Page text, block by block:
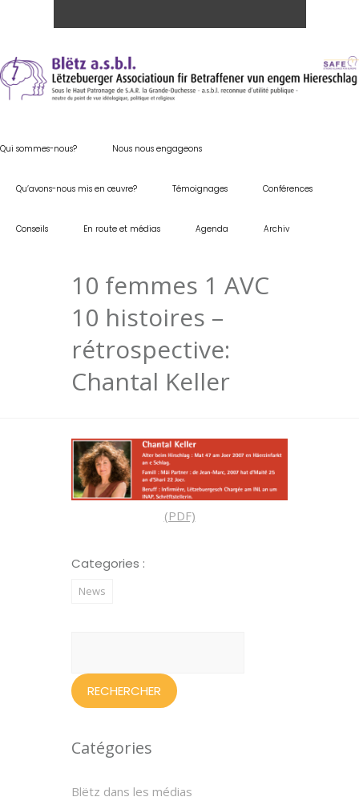
Qui sommes-nous? Nous nous engageons
Qu’avons-nous mis en œuvre? Témoignages Conférences
Conseils En route et médias Agenda Archiv
10 femmes 1 AVC
10 histoires –
rétrospective:
Chantal Keller
(PDF)
Categories :
News
Catégories
Blëtz dans les médias